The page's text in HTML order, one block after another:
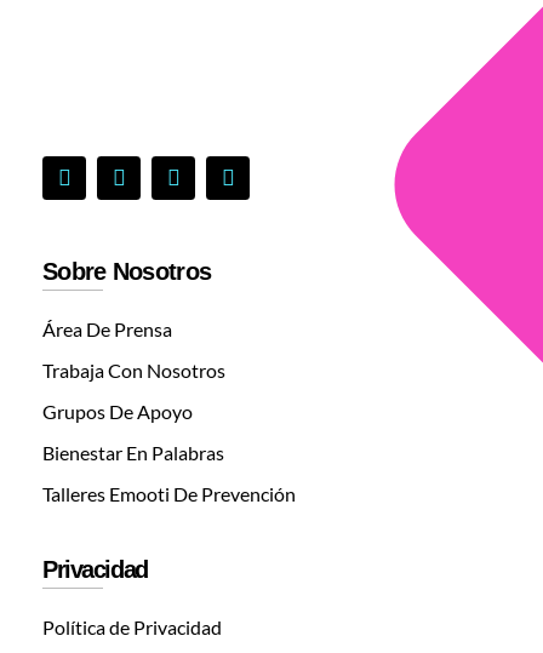
Sobre Nosotros
Área De Prensa
Trabaja Con Nosotros
Grupos De Apoyo
Bienestar En Palabras
Talleres Emooti De Prevención
Privacidad
Política de Privacidad